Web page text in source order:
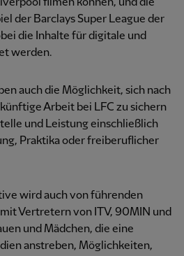
filmen können, und die
der Barclays Super League der
die Inhalte für digitale und
werden.
auch die Möglichkeit, sich nach
Arbeit bei LFC zu sichern
und Leistung einschließlich
Praktika oder freiberuflicher
wird auch von führenden
Vertretern von ITV, 90MIN und
und Mädchen, die eine
anstreben, Möglichkeiten,